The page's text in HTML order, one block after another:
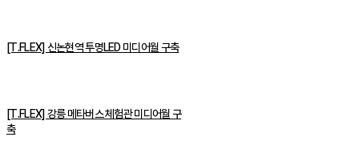
[T.FLEX] 신논현역 투명LED 미디어월 구축
[T.FLEX] 강릉 메타버스 체험관 미디어월 구
축